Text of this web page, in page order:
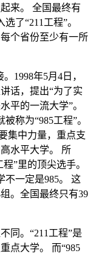
来。 全国最终有
了“211工程”。
个省份至少有一所
1998年5月4日，
话，提出“为了实
平的一流大学”。
称为“985工程”。
集中力量，重点支
水平大学。 所
”里的顶尖选手。
不一定是985。 这
。全国最终只有39
同。“211工程”是
点大学。 而“985